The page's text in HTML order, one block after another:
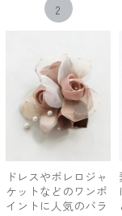
2
ドレスやボレロジャ
ケットなどのワンポ
イントに人気のバラ